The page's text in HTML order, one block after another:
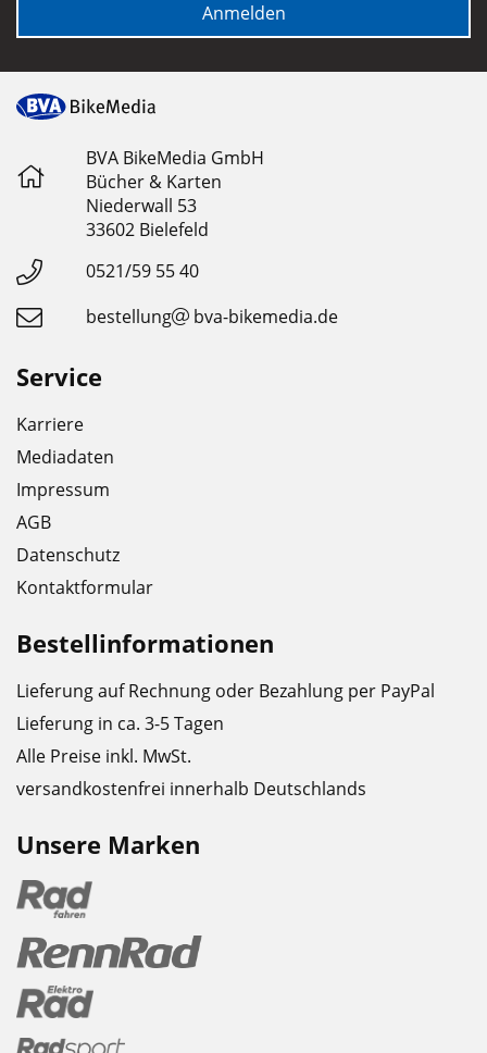
Anmelden
BVA BikeMedia GmbH
Bücher & Karten
Niederwall 53
33602 Bielefeld
0521/59 55 40
bestellung
bva-bikemedia.de
Service
Karriere
Mediadaten
Impressum
AGB
Datenschutz
Kontaktformular
Bestellinformationen
Lieferung auf Rechnung oder Bezahlung per PayPal
Lieferung in ca. 3-5 Tagen
Alle Preise inkl. MwSt.
versandkostenfrei innerhalb Deutschlands
Unsere Marken